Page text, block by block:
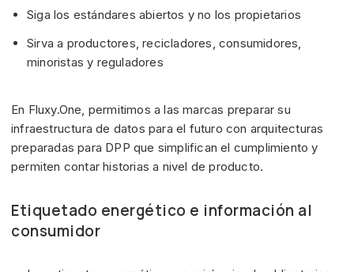
Siga los estándares abiertos y no los propietarios
Sirva a productores, recicladores, consumidores,
minoristas y reguladores
En Fluxy.One, permitimos a las marcas preparar su
infraestructura de datos para el futuro con arquitecturas
preparadas para DPP que simplifican el cumplimiento y
permiten contar historias a nivel de producto.
Etiquetado energético e información al
consumidor